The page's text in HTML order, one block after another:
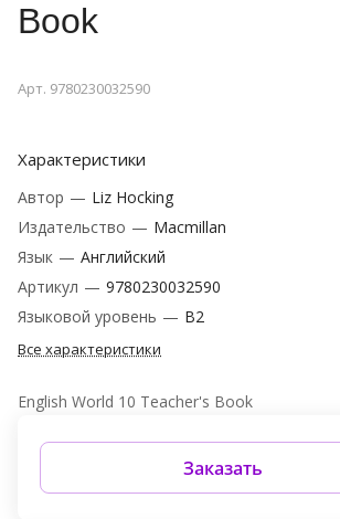
Book
Арт. 9780230032590
Характеристики
Автор — Liz Hocking
Издательство — Macmillan
Язык — Английский
Артикул — 9780230032590
Языковой уровень — B2
Все характеристики
English World 10 Teacher's Book
Заказать